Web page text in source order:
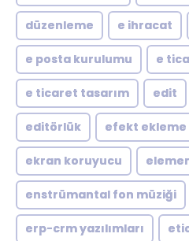
düzenleme e ihracat
e posta kurulumu e
e ticaret tasarım edit
editörlük efekt ekleme
ekran koruyucu
enstrümantal fon müziği
erp-crm yazılımları